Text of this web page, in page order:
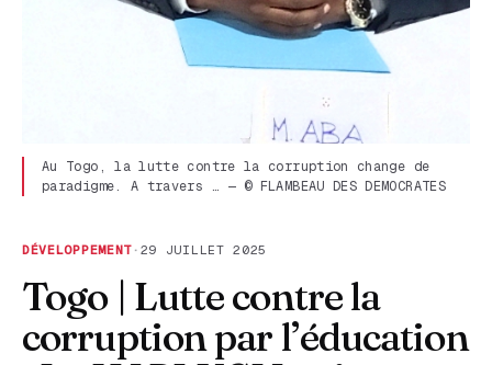
Au Togo, la lutte contre la corruption change de
paradigme. A travers … — © FLAMBEAU DES DEMOCRATES
DÉVELOPPEMENT · 29 JUILLET 2025
Togo | Lutte contre la
corruption par l’éducation